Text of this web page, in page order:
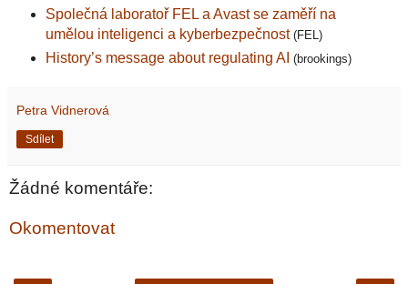
Společná laboratoř FEL a Avast se zaměří na
umělou inteligenci a kyberbezpečnost (FEL)
History’s message about regulating AI (brookings)
Petra Vidnerová
Sdílet
Žádné komentáře:
Okomentovat